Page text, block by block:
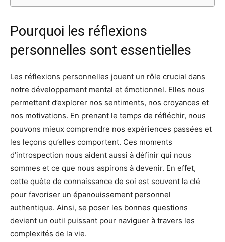
Pourquoi les réflexions
personnelles sont essentielles
Les réflexions personnelles jouent un rôle crucial dans
notre développement mental et émotionnel. Elles nous
permettent d’explorer nos sentiments, nos croyances et
nos motivations. En prenant le temps de réfléchir, nous
pouvons mieux comprendre nos expériences passées et
les leçons qu’elles comportent. Ces moments
d’introspection nous aident aussi à définir qui nous
sommes et ce que nous aspirons à devenir. En effet,
cette quête de connaissance de soi est souvent la clé
pour favoriser un épanouissement personnel
authentique. Ainsi, se poser les bonnes questions
devient un outil puissant pour naviguer à travers les
complexités de la vie.